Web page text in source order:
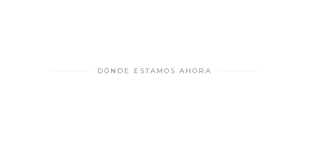
DÓNDE ESTAMOS AHORA